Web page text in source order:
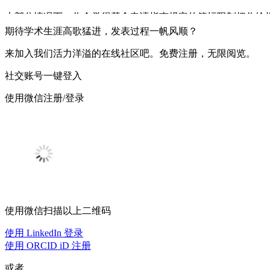
大部分情况下，你会觉得基金申请指南规定的篇幅限制把你
篇幅都异常珍贵。但是， 利用篇幅最好的办法并不是用尽可能
插图非常重要，它们能为申请书添色不少，也可以用来分开
清晰。因此，请确保最终尺寸插图中的文字还是可以认清的。
② 确保申请书已由母语者校对
③ 有效运用目标页
一定几率评审只会读这些目标页而不是整个文档。
用，清楚简洁地把申请书的最强项体现出来。认真考虑使用
④ 要言简意赅
使用过分复杂的长句或画蛇添足地运用高深词汇并不会给你
期待学术生涯高歌猛进，发表过程一帆风顺？
来加入我们活力洋溢的在线社区吧。免费注册，无限阅览。
社交账号一键登入
使用微信注册/登录
使用微信扫描以上二维码
使用 LinkedIn 登录
使用 ORCID iD 注册